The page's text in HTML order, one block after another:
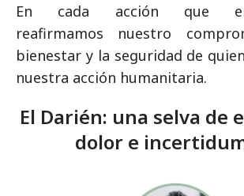
En cada acción que
reafirmamos nuestro
bienestar y la seguridad de
nuestra acción humanitaria.
El Darién: una selva de
dolor e